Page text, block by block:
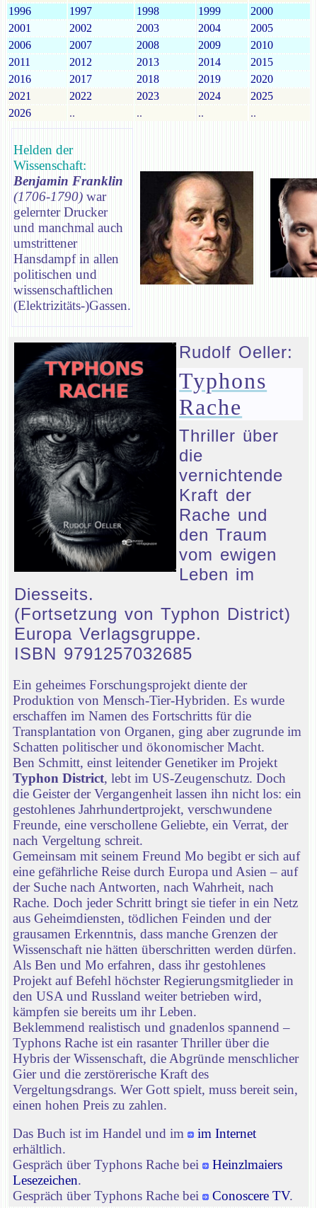
1996 1997 1998 1999
2000
2001
2002 2003 2004
2005
2006
2007 2008 2009
2010
2011
2012 2013 2014
2015
2016
2017 2018 2019
2020
2021
2022 2023 2024
2025
2026
.. .. .. ..
Helden der
Wissenschaft:
Benjamin Franklin
(1706-1790) war
gelernter Drucker
und manchmal auch
umstrittener
Hansdampf in allen
politischen und
wissenschaftlichen
(Elektrizitäts-)Gassen.
Rudolf Oeller:
Typhons
Rache
Thriller über
die
vernichtende
Kraft der
Rache und
den Traum
vom ewigen
Leben im
Diesseits.
(Fortsetzung von Typhon District)
Europa Verlagsgruppe.
ISBN 9791257032685
Ein geheimes Forschungsprojekt diente der
Produktion von Mensch-Tier-Hybriden. Es wurde
erschaffen im Namen des Fortschritts für die
Transplantation von Organen, ging aber zugrunde im
Schatten politischer und ökonomischer Macht.
Ben Schmitt, einst leitender Genetiker im Projekt
Typhon District, lebt im US-Zeugenschutz. Doch
die Geister der Vergangenheit lassen ihn nicht los: ein
gestohlenes Jahrhundertprojekt, verschwundene
Freunde, eine verschollene Geliebte, ein Verrat, der
nach Vergeltung schreit.
Gemeinsam mit seinem Freund Mo begibt er sich auf
eine gefährliche Reise durch Europa und Asien – auf
der Suche nach Antworten, nach Wahrheit, nach
Rache. Doch jeder Schritt bringt sie tiefer in ein Netz
aus Geheimdiensten, tödlichen Feinden und der
grausamen Erkenntnis, dass manche Grenzen der
Wissenschaft nie hätten überschritten werden dürfen.
Als Ben und Mo erfahren, dass ihr gestohlenes
Projekt auf Befehl höchster Regierungsmitglieder in
den USA und Russland weiter betrieben wird,
kämpfen sie bereits um ihr Leben.
Beklemmend realistisch und gnadenlos spannend –
Typhons Rache ist ein rasanter Thriller über die
Hybris der Wissenschaft, die Abgründe menschlicher
Gier und die zerstörerische Kraft des
Vergeltungsdrangs. Wer Gott spielt, muss bereit sein,
einen hohen Preis zu zahlen.
Das Buch ist im Handel und im
im Internet
erhältlich.
Gespräch über Typhons Rache bei
Heinzlmaiers
Lesezeichen.
Gespräch über Typhons Rache bei
Conoscere TV.